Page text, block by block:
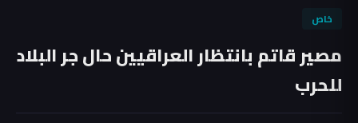
خاص
مصير قاتم بانتظار العراقيين حال جر البلاد
للحرب